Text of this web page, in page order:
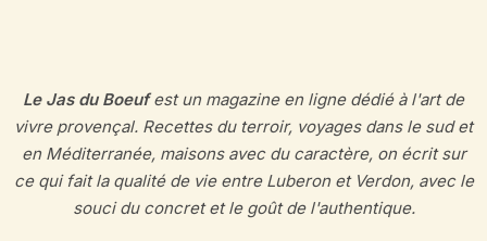
Le Jas du Boeufest un magazine en ligne dédié à l'art de
vivre provençal. Recettes du terroir, voyages dans le sud et
en Méditerranée, maisons avec du caractère, on écrit sur
ce qui fait la qualité de vie entre Luberon et Verdon, avec le
souci du concret et le goût de l'authentique.